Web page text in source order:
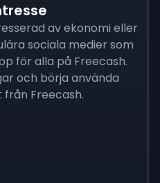
av ekonomi eller
sociala medier som
för alla på Freecash.
och börja använda
Freecash.